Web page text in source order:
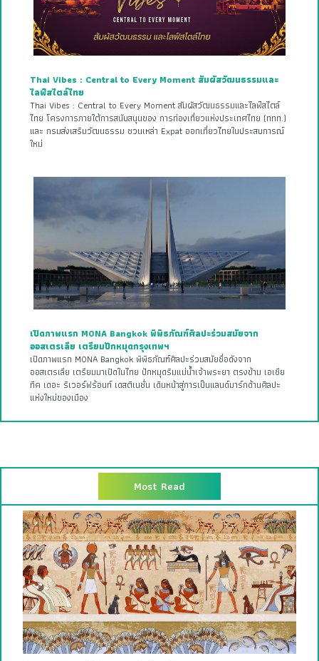
Thai Vibes : Central to Every Moment สัมผัสวัฒนธรรมและ
ไลฟ์สไตล์ไทย
Thai Vibes : Central to Every Moment สัมผัสวัฒนธรรมและไลฟ์สไตล์
ไทย โครงการภายใต้การสนับสนุนของ การท่องเที่ยวแห่งประเทศไทย (ททท.)
และ กรมส่งเสริมวัฒนธรรม ชวนเหล่า Expat ออกเที่ยวไทยในประสบการณ์
ใหม่
เปิดภาพแรก MONA Bangkok พิพิธภัณฑ์ศิลปะร่วมสมัยจาก
ออสเตรเลีย เตรียมปักหมุดกรุงเทพฯ
เปิดภาพแรก MONA Bangkok พิพิธภัณฑ์ศิลปะร่วมสมัยชื่อดังจาก
ออสเตรเลีย เตรียมมาเปิดในไทย ปักหมุดริมแม่น้ำเจ้าพระยา ตรงข้าม เอเชีย
ทีค เดอะ ริเวอร์ฟร้อนท์ เดสติเนชั่น เดินหน้าสู่การเป็นแลนด์มาร์กด้านศิลปะ
แห่งใหม่ของเมือง
Most Read